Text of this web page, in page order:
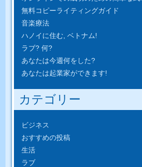
無料コピーライティングガイド
音楽療法
ハノイに住む, ベトナム!
ラブ? 何?
あなたは今週何をした?
あなたは起業家ができます!
カテゴリー
ビジネス
おすすめの投稿
生活
ラブ